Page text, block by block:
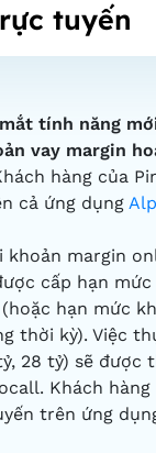
tuyến
tính năng
vay margin
hàng của
cả ứng dụng
khoản margin
cấp hạn
hạn mức
thời kỳ). Việc
28 tỷ) sẽ được
Khách
trên ứng